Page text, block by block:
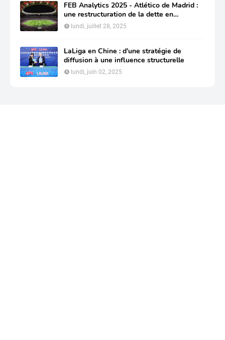
FEB Analytics 2025 - Atlético de Madrid :
une restructuration de la dette en
profondeur pour préserver sa compétitivité
lundi, juillet 28, 2025
LaLiga en Chine : d'une stratégie de
diffusion à une influence structurelle
lundi, juin 02, 2025